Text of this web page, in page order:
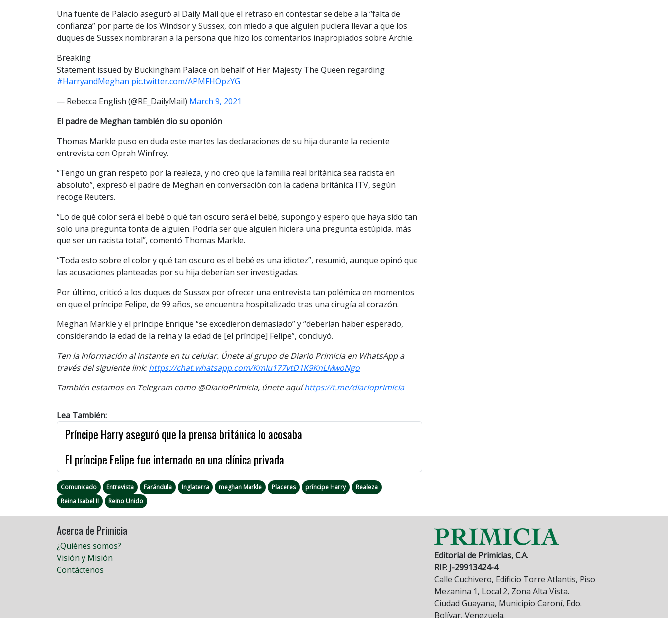
Una fuente de Palacio aseguró al Daily Mail que el retraso en contestar se debe a la “falta de
confianza” por parte de los Windsor y Sussex, con miedo a que alguien pudiera llevar a que los
duques de Sussex nombraran a la persona que hizo los comentarios inapropiados sobre Archie.
Breaking
Statement issued by Buckingham Palace on behalf of Her Majesty The Queen regarding
#HarryandMeghan pic.twitter.com/APMFHOpzYG
— Rebecca English (@RE_DailyMail) March 9, 2021
El padre de Meghan también dio su oponión
Thomas Markle puso en duda este martes las declaraciones de su hija durante la reciente
entrevista con Oprah Winfrey.
“Tengo un gran respeto por la realeza, y no creo que la familia real británica sea racista en
absoluto”, expresó el padre de Meghan en conversación con la cadena británica ITV, según
recoge Reuters.
“Lo de qué color será el bebé o qué tan oscuro será el bebé, supongo y espero que haya sido tan
solo una pregunta tonta de alguien. Podría ser que alguien hiciera una pregunta estúpida, más
que ser un racista total”, comentó Thomas Markle.
“Toda esto sobre el color y qué tan oscuro es el bebé es una idiotez”, resumió, aunque opinó que
las acusaciones planteadas por su hija deberían ser investigadas.
Por último, criticó a los duques de Sussex por ofrecer una entrevista tan polémica en momentos
en que el príncipe Felipe, de 99 años, se encuentra hospitalizado tras una cirugía al corazón.
Meghan Markle y el príncipe Enrique “se excedieron demasiado” y “deberían haber esperado,
considerando la edad de la reina y la edad de [el príncipe] Felipe”, concluyó.
Ten la información al instante en tu celular. Únete al grupo de Diario Primicia en WhatsApp a
través del siguiente link:https://chat.whatsapp.com/KmIu177vtD1K9KnLMwoNgo
También estamos en Telegram como @DiarioPrimicia, únete aquíhttps://t.me/diarioprimicia
Lea También:
Príncipe Harry aseguró que la prensa británica lo acosaba
El príncipe Felipe fue internado en una clínica privada
Comunicado Entrevista Farándula Inglaterra meghan Markle Placeres príncipe Harry
Realeza
Reina Isabel II
Reino Unido
Acerca de Primicia
¿Quiénes somos?
Visión y Misión
Contáctenos
Editorial de Primicias, C.A.
RIF: J-29913424-4
Calle Cuchivero, Edificio Torre Atlantis, Piso
Mezanina 1, Local 2, Zona Alta Vista.
Ciudad Guayana, Municipio Caroní, Edo.
Bolívar, Venezuela.